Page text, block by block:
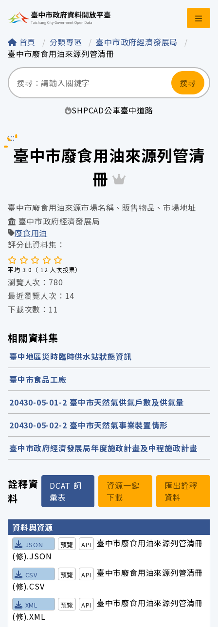
臺中市政府資料開
首頁 分類專區
臺中市政府經濟發展局
臺中市廢食用油來源列管清冊
搜尋
SHPCAD公車臺中道路
:::
臺中市廢食用油來源列管清
冊
詮釋資
料
DCAT 詞
彙表
資源一鍵
下載
匯出詮釋
資料
詮釋資料詳細內容
資料與資源
JSON 預覽 API
臺中市廢食用油來源列管清冊
(修).JSON
CSV 預覽 API
臺中市廢食用油來源列管清冊
(修).CSV
XML 預覽 API
臺中市廢食用油來源列管清冊
(修).XML
臺中市廢食用油來源市場名稱、販售物品、市場地址
臺中市政府經濟發展局
廢食用油
評分此資料集：
平均 3.0（ 12 人次投票）
瀏覽人次：780
最近瀏覽人次：14
下載次數：11
相關資料集
臺中地區災時臨時供水站狀態資訊
臺中市食品工廠
20430-05-01-2 臺中市天然氣供氣戶數及供氣量
20430-05-02-2 臺中市天然氣事業裝置情形
臺中市政府經濟發展局年度施政計畫及中程施政計畫